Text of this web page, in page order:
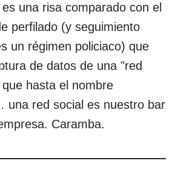
una risa comparado con el
perfilado (y seguimiento
un régimen policiaco) que
de datos de una "red
hasta el nombre
una red social es nuestro bar
Caramba.